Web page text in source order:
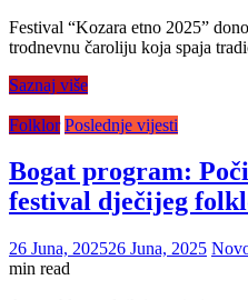
Festival “Kozara etno 2025”
trodnevnu čaroliju koja spaja
Saznaj više
Folklor Poslednje vijesti
Bogat program:
festival dječijeg
26 Juna, 202526 Juna, 2025
min read